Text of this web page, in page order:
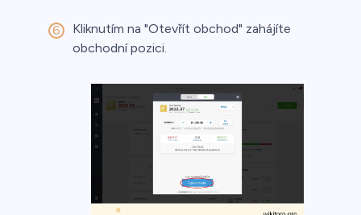
Kliknutím na "Otevřít obchod" zahájíte
obchodní pozici.